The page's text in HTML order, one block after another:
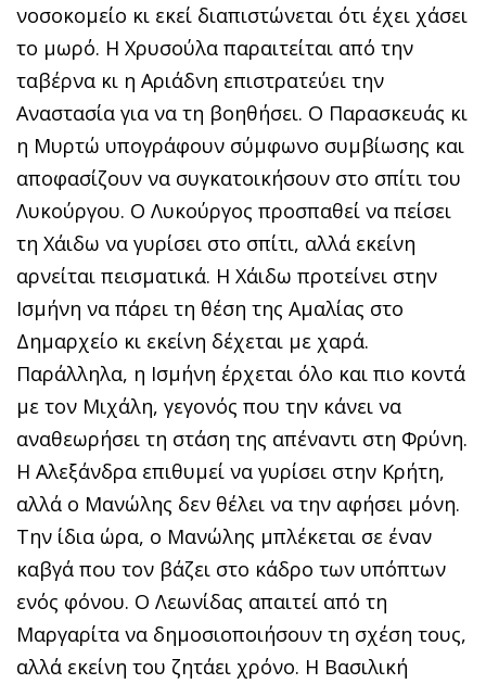
νοσοκομείο κι εκεί διαπιστώνεται ότι έχει χάσει
το μωρό. Η Χρυσούλα παραιτείται από την
ταβέρνα κι η Αριάδνη επιστρατεύει την
Αναστασία για να τη βοηθήσει. Ο Παρασκευάς κι
η Μυρτώ υπογράφουν σύμφωνο συμβίωσης και
αποφασίζουν να συγκατοικήσουν στο σπίτι του
Λυκούργου. Ο Λυκούργος προσπαθεί να πείσει
τη Χάιδω να γυρίσει στο σπίτι, αλλά εκείνη
αρνείται πεισματικά. Η Χάιδω προτείνει στην
Ισμήνη να πάρει τη θέση της Αμαλίας στο
Δημαρχείο κι εκείνη δέχεται με χαρά.
Παράλληλα, η Ισμήνη έρχεται όλο και πιο κοντά
με τον Μιχάλη, γεγονός που την κάνει να
αναθεωρήσει τη στάση της απέναντι στη Φρύνη.
Η Αλεξάνδρα επιθυμεί να γυρίσει στην Κρήτη,
αλλά ο Μανώλης δεν θέλει να την αφήσει μόνη.
Την ίδια ώρα, ο Μανώλης μπλέκεται σε έναν
καβγά που τον βάζει στο κάδρο των υπόπτων
ενός φόνου. Ο Λεωνίδας απαιτεί από τη
Μαργαρίτα να δημοσιοποιήσουν τη σχέση τους,
αλλά εκείνη του ζητάει χρόνο. Η Βασιλική